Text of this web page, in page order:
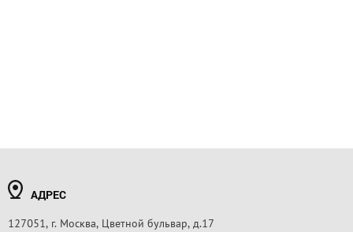
АДРЕС
127051, г. Москва, Цветной бульвар, д.17